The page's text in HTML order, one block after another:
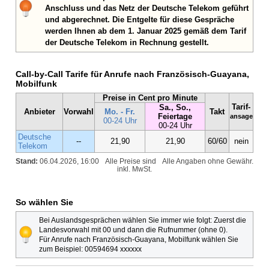
Anschluss und das Netz der Deutsche Telekom geführt
und abgerechnet. Die Entgelte für diese Gespräche
werden Ihnen ab dem 1. Januar 2025 gemäß dem Tarif
der Deutsche Telekom in Rechnung gestellt.
Call-by-Call Tarife für Anrufe nach Französisch-Guayana,
Mobilfunk
Anbieter Vorwahl
Preise in Cent pro Minute
Takt
Tarif-
ansage
Mo. - Fr.
00-24 Uhr
Sa., So.,
Feiertage
00-24 Uhr
Deutsche
Telekom
-- 21,90 21,90 60/60 nein
Stand: 06.04.2026, 16:00 Alle Angaben ohne Gewähr.
Alle Preise sind
inkl. MwSt.
So wählen Sie
Bei Auslandsgesprächen wählen Sie immer wie folgt: Zuerst die
Landesvorwahl mit 00 und dann die Rufnummer (ohne 0).
Für Anrufe nach Französisch-Guayana, Mobilfunk wählen Sie
zum Beispiel: 00594694 xxxxxx